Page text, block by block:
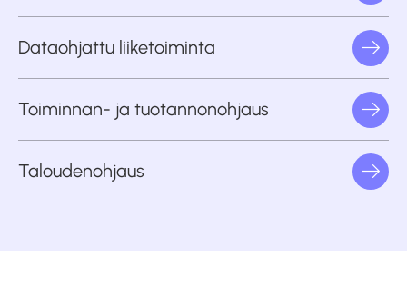
Dataohjattu liiketoiminta
Toiminnan- ja tuotannonohjaus
Taloudenohjaus